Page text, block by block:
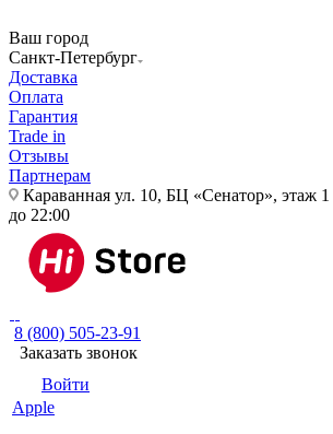
Ваш город
Санкт-Петербург
Доставка
Оплата
Гарантия
Trade in
Отзывы
Партнерам
Караванная ул. 10, БЦ «Сенатор», этаж 1
до 22:00
8 (800) 505-23-91
Заказать звонок
Войти
Apple